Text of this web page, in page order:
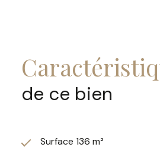
est entourée d’une agréable
Côté confort, cette maison
Cette maison allie sérénité et
ceux qui recherchent confort,
de ce bien
Surface 136 m²